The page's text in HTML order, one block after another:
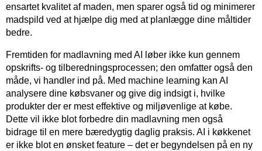
ensartet kvalitet af maden, men sparer også tid og minimerer
madspild ved at hjælpe dig med at planlægge dine måltider
bedre.
Fremtiden for madlavning med AI løber ikke kun gennem
opskrifts- og tilberedningsprocessen; den omfatter også den
måde, vi handler ind på. Med machine learning kan AI
analysere dine købsvaner og give dig indsigt i, hvilke
produkter der er mest effektive og miljøvenlige at købe.
Dette vil ikke blot forbedre din madlavning men også
bidrage til en mere bæredygtig daglig praksis. AI i køkkenet
er ikke blot en ønsket feature – det er begyndelsen på en ny